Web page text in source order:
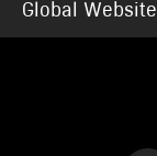
Global Website